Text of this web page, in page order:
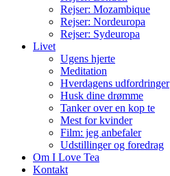
Rejser: Mozambique
Rejser: Nordeuropa
Rejser: Sydeuropa
Livet
Ugens hjerte
Meditation
Hverdagens udfordringer
Husk dine drømme
Tanker over en kop te
Mest for kvinder
Film: jeg anbefaler
Udstillinger og foredrag
Om I Love Tea
Kontakt